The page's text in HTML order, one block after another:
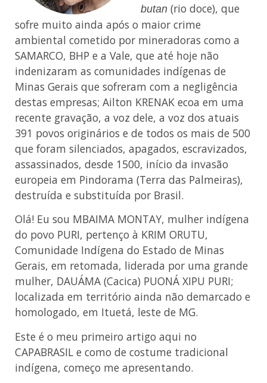
butan (rio doce), que
sofre muito ainda após o maior crime
ambiental cometido por mineradoras como a
SAMARCO, BHP e a Vale, que até hoje não
indenizaram as comunidades indígenas de
Minas Gerais que sofreram com a negligência
destas empresas; Ailton KRENAK ecoa em uma
recente gravação, a voz dele, a voz dos atuais
391 povos originários e de todos os mais de 500
que foram silenciados, apagados, escravizados,
assassinados, desde 1500, início da invasão
europeia em Pindorama (Terra das Palmeiras),
destruída e substituída por Brasil.
Olá! Eu sou MBAIMA MONTAY, mulher indígena
do povo PURI, pertenço à KRIM ORUTU,
Comunidade Indígena do Estado de Minas
Gerais, em retomada, liderada por uma grande
mulher, DAUÁMA (Cacica) PUONÁ XIPU PURI;
localizada em território ainda não demarcado e
homologado, em Ituetá, leste de MG.
Este é o meu primeiro artigo aqui no
CAPABRASIL e como de costume tradicional
indígena, começo me apresentando.